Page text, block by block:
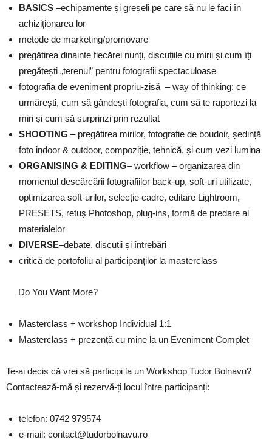
BASICS –echipamente și greșeli pe care să nu le faci în
achiziționarea lor
metode de marketing/promovare
pregătirea dinainte fiecărei nunți, discuțiile cu mirii și cum îți
pregătești „terenul” pentru fotografii spectaculoase
fotografia de eveniment propriu-zisă – way of thinking: ce
urmărești, cum să gândești fotografia, cum să te raportezi la
miri și cum să surprinzi prin rezultat
SHOOTING – pregătirea mirilor, fotografie de boudoir, ședință
foto indoor & outdoor, compoziție, tehnică, și cum vezi lumina
ORGANISING & EDITING– workflow – organizarea din
momentul descărcării fotografiilor back-up, soft-uri utilizate,
optimizarea soft-urilor, selecție cadre, editare Lightroom,
PRESETS, retuș Photoshop, plug-ins, formă de predare al
materialelor
DIVERSE–debate, discuții și întrebări
critică de portofoliu al participanților la masterclass
Do You Want More?
Masterclass + workshop Individual 1:1
Masterclass + prezență cu mine la un Eveniment Complet
Te-ai decis că vrei să participi la un Workshop Tudor Bolnavu?
Contactează-mă și rezervă-ți locul între participanți:
telefon: 0742 979574
e-mail: contact@tudorbolnavu.ro